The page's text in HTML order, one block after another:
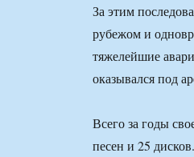
За этим
рубежом и
тяжелейшие
оказывался под
Всего за годы
песен и 25 дисков.